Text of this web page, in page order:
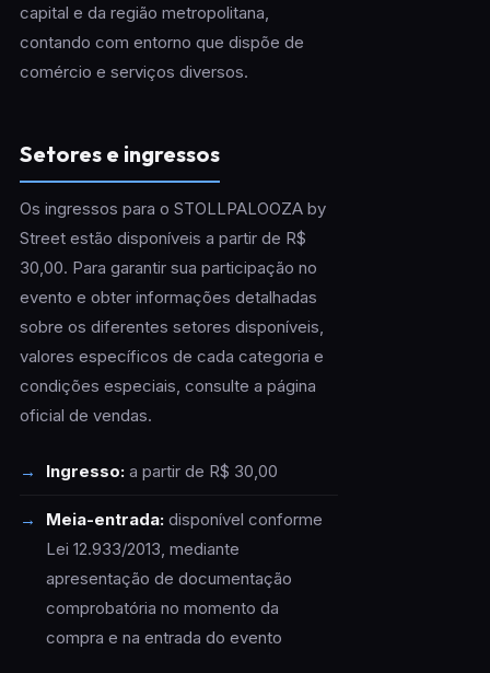
capital e da região metropolitana,
contando com entorno que dispõe de
comércio e serviços diversos.
Setores e ingressos
Os ingressos para o STOLLPALOOZA by
Street estão disponíveis a partir de R$
30,00. Para garantir sua participação no
evento e obter informações detalhadas
sobre os diferentes setores disponíveis,
valores específicos de cada categoria e
condições especiais, consulte a página
oficial de vendas.
Ingresso:a partir de R$ 30,00
Meia-entrada:disponível conforme
Lei 12.933/2013, mediante
apresentação de documentação
comprobatória no momento da
compra e na entrada do evento